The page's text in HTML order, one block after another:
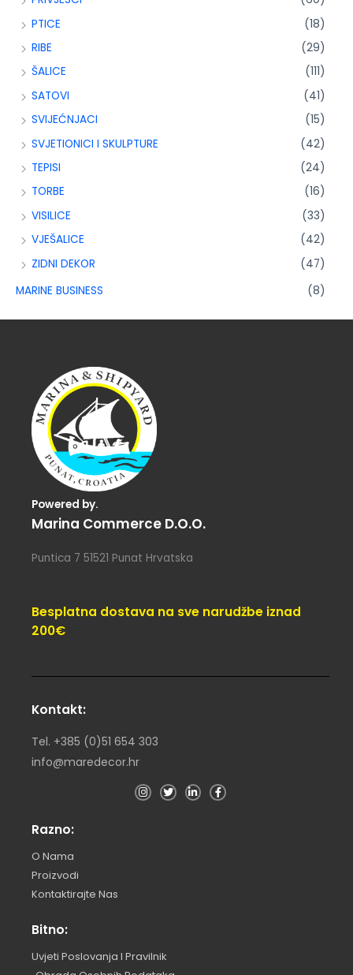
PTICE
(18)
RIBE
(29)
ŠALICE
(111)
SATOVI
(41)
SVIJEĆNJACI
(15)
SVJETIONICI I SKULPTURE
(42)
TEPISI
(24)
TORBE
(16)
VISILICE
(33)
VJEŠALICE
(42)
ZIDNI DEKOR
(47)
MARINE BUSINESS
(8)
Powered by.
Marina Commerce D.o.o.
Puntica 7 51521 Punat Hrvatska
Besplatna dostava na sve narudžbe iznad
200€
Kontakt:
Tel. +385 (0)51 654 303
info@maredecor.hr
Razno:
O Nama
Proizvodi
Kontaktirajte Nas
Bitno:
Uvjeti Poslovanja I Pravilnik